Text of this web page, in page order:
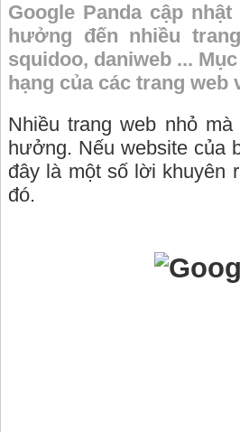
Google Panda cập
hưởng đến nhiều
squidoo, daniweb ...
hạng của các trang
Nhiều trang web nhỏ
hưởng. Nếu website của
đây là một số lời khuyên
đó.